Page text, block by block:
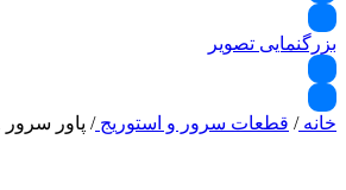
بزرگنمایی تصویر
خانه/ قطعات سرور و استوریج/ پاور سرور HPE 1600W Flex Slot Platinum Hot Plug Low Halogen Power Supply Kit 830272-B21